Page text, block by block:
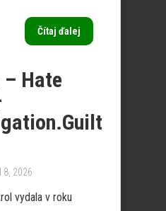
Čítaj ďalej
– Hate
8, 2026
vydala v roku